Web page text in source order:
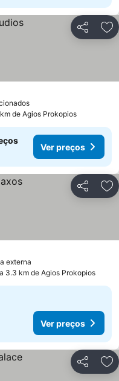
Partilhar
de Agios Prokopios
Ver preços
Partilhar
externa
3.3 km de Agios Prokopios
Ver preços
Partilhar